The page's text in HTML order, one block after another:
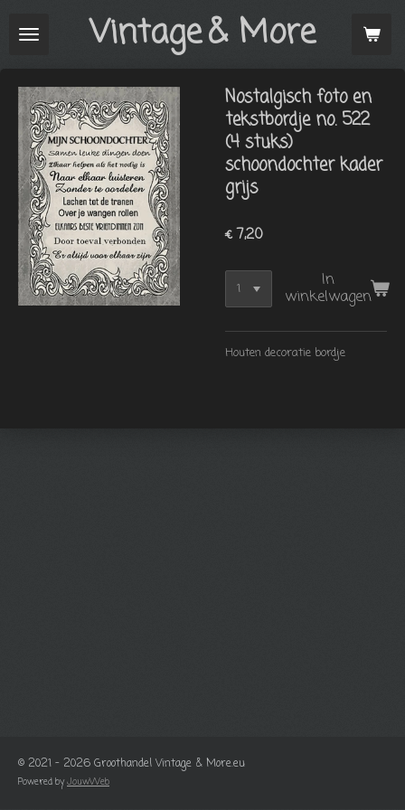
direct
hoofdinhoud
Vintage& More
Nostalgisch foto en
tekstbordje no. 522
(4 stuks)
schoondochter kader
grijs
€ 7,20
In
winkelwagen
Houten decoratie bordje
© 2021 - 2026 Groothandel Vintage & More.eu
Powered byJouwWeb